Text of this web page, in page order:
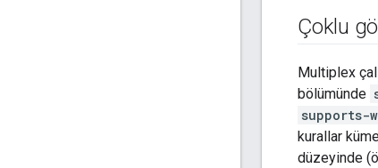
Çoklu
Multiplex
bölümünde
supports-
kurallar
düzeyinde